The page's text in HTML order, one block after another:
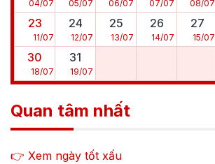
04/07 05/07 06/07 07/07 08/07
23
11/07
24
12/07
25
13/07
26
14/07
27
15/07
30
18/07
31
19/07
Quan tâm nhất
👉 Xem ngày tốt xấu